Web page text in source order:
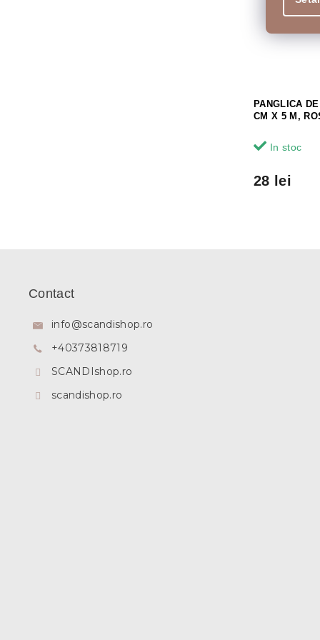
PANGLICA
CM X 5 M,
In stoc
28 lei
Contact
info@scandishop.ro
+40373818719
SCANDIshop.ro
scandishop.ro